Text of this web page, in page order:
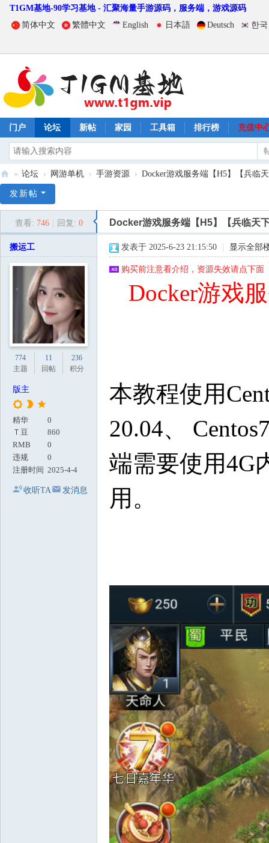
T1GM基地-90学习基地 - 汇聚海量手游源码，服务端，游戏源码
简体中文
繁體中文 English 日本語 Deutsch 한
门户 论坛 新帖 家园 工具箱 排行榜 充值中
1
» 论坛 › 网游单机 › 手游资源 › Docker游戏服务端【H5】【兵临
发新帖
查看: 746 回复: 0 Docker游戏服务端【H5】【兵临天
搬运工
774
主题
11
回帖
236
积分
版主
精华
0
Ｔ豆
860
RMB
0
违规
0
注册时间 2025-4-4
收听TA 发消息
发表于 2025-6-23 21:15:50 显示全部
购买前注意看介绍，资源失效请点下
Docker游戏
本教程使用
20.04、
端需要使用4G
用。